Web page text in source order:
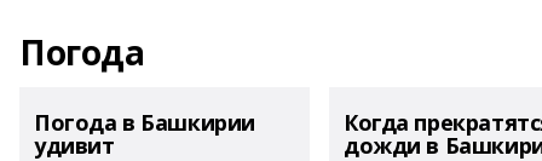
Погода
Погода в Башкирии
удивит
Когда
дожди в